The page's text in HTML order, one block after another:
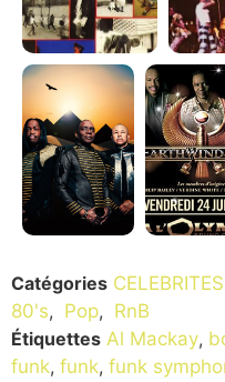
Catégories
80's, Pop, RnB
Étiquettes Al Mackay,
funk, funk, funk